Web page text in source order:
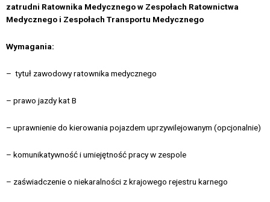
zatrudni Ratownika Medycznego w Zespołach Ratownictwa
Medycznego i Zespołach Transportu Medycznego
Wymagania:
– tytuł zawodowy ratownika medycznego
– prawo jazdy kat B
– uprawnienie do kierowania pojazdem uprzywilejowanym (opcjonalnie)
– komunikatywność i umiejętność pracy w zespole
– zaświadczenie o niekaralności z krajowego rejestru karnego